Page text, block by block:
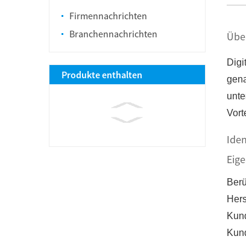
Firmennachrichten
Branchennachrichten
Produkte enthalten